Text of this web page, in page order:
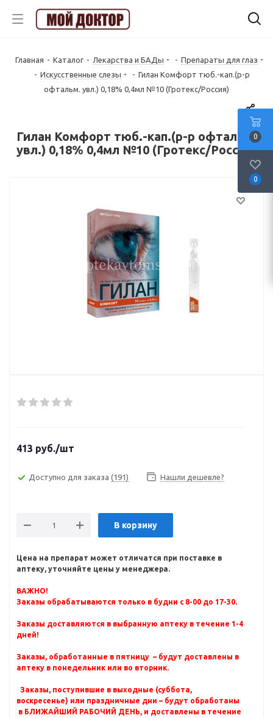
Главная - Каталог - Лекарства и БАДы - Препараты для глаз
- Искусственные слезы - Гилан Комфорт тюб.-кап.(р-р
офтальм. увл.) 0,18% 0,4мл №10 (Гротекс/Россия)
Гилан Комфорт тюб.-кап.(р-р офтальм.
увл.) 0,18% 0,4мл №10 (Гротекс/Россия)
413 руб./шт
Доступно для заказа (191) Нашли дешевле?
В корзину
Цена на препарат может отличатся при поставке в
аптеку, уточняйте цены у менеджера.
ВАЖНО!
Заказы обрабатываются только в будни с 8-00 до 17-30.
Заказы доставляются в выбранную аптеку в течение 1-4
дней!
Заказы, обработанные в пятницу – будут доставлены в
аптеку в понедельник или во вторник.
Заказы, поступившие в выходные (суббота,
воскресенье) или праздничные дни – будут обработаны
в БЛИЖАЙШИЙ РАБОЧИЙ ДЕНЬ, и доставлены в течение
0
0